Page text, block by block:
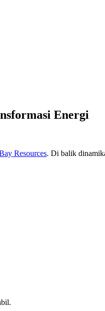
Energi
Resources. Di balik